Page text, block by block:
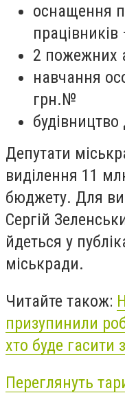
оснащення
2 пожежних
навчання
грн.№
будівництво
Депутати
виділення 11
бюджету. Для
Сергій
йдеться у
міськради.
Читайте також:
призупинили
хто буде гасити
Переглянуть